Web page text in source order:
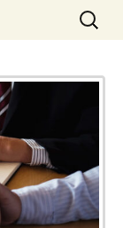
Suchen
nach: